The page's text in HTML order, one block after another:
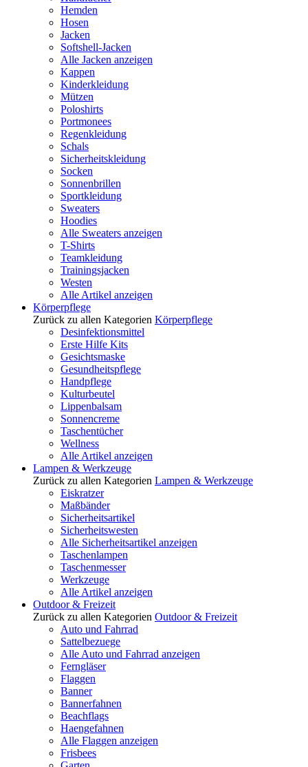
Hemden
Hosen
Jacken
Softshell-Jacken
Alle Jacken anzeigen
Kappen
Kinderkleidung
Mützen
Poloshirts
Portmonees
Regenkleidung
Schals
Sicherheitskleidung
Socken
Sonnenbrillen
Sportkleidung
Sweaters
Hoodies
Alle Sweaters anzeigen
T-Shirts
Teamkleidung
Trainingsjacken
Westen
Alle Artikel anzeigen
Körperpflege
Zurück zu allen Kategorien Körperpflege
Desinfektionsmittel
Erste Hilfe Kits
Gesichtsmaske
Gesundheitspflege
Handpflege
Kulturbeutel
Lippenbalsam
Sonnencreme
Taschentücher
Wellness
Alle Artikel anzeigen
Lampen & Werkzeuge
Zurück zu allen Kategorien Lampen & Werkzeuge
Eiskratzer
Maßbänder
Sicherheitsartikel
Sicherheitswesten
Alle Sicherheitsartikel anzeigen
Taschenlampen
Taschenmesser
Werkzeuge
Alle Artikel anzeigen
Outdoor & Freizeit
Zurück zu allen Kategorien Outdoor & Freizeit
Auto und Fahrrad
Sattelbezuege
Alle Auto und Fahrrad anzeigen
Ferngläser
Flaggen
Banner
Bannerfahnen
Beachflags
Haengefahnen
Alle Flaggen anzeigen
Frisbees